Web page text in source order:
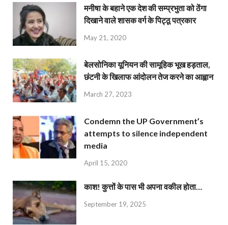
मनीषा के बहाने एक देश की सम्प्रभुता को ठेंगा
दिखाने वाले शासक वर्ग के पिट्ठू पत्रकार
May 21, 2020
बेलसोनिका यूनियन की सामूहिक भूख हड़ताल,
छंटनी के खिलाफ आंदोलन तेज करने का आह्वान
March 27, 2023
Condemn the UP Government’s
attempts to silence independent
media
April 15, 2020
काश! कुत्तों के पास भी अपना वकील होता…
September 19, 2025